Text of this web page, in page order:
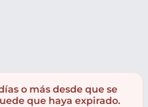
o más desde que se
que haya expirado.